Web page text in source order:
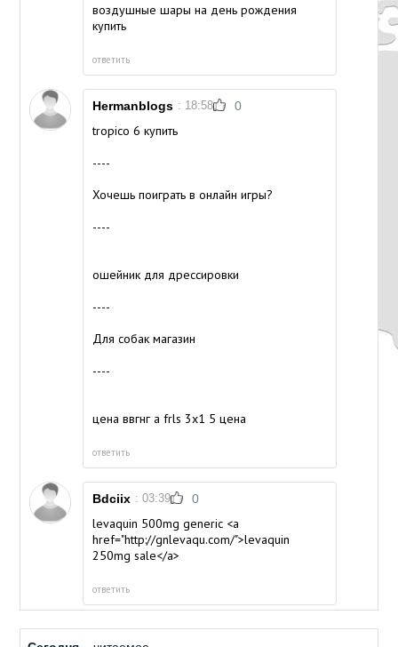
воздушные шары на день рождения
купить
ответить
Hermanblogs : 18:58 0
tropico 6 купить
----
Хочешь поиграть в онлайн игры?
----
ошейник для дрессировки
----
Для собак магазин
----
цена ввгнг а frls 3х1 5 цена
ответить
Bdciix : 03:39 0
levaquin 500mg generic <a
href="http://gnlevaqu.com/">levaquin
250mg sale</a>
ответить